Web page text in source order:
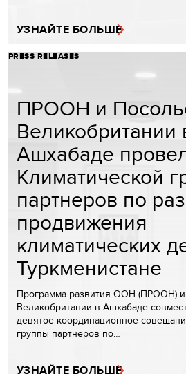
УЗНАЙТЕ БОЛЬШЕ
PRESS RELEASES
ПРООН и
Великобритании
Ашхабаде
Климатической
партнеров по
продвижения
климатических
Туркменистане
Программа развития ООН (ПРООН) и
Великобритании в Ашхабаде
девятое координационное
группы партнеров по…
УЗНАЙТЕ БОЛЬШЕ